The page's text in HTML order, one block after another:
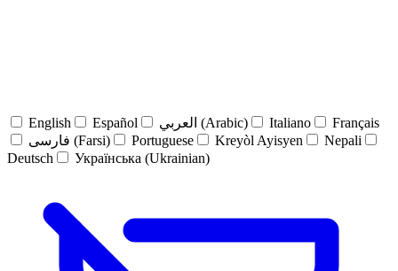
English Español العربي (Arabic) Italiano
Français
فارسی (Farsi)
Portuguese Kreyòl Ayisyen
Nepali
Deutsch
Українська (Ukrainian)